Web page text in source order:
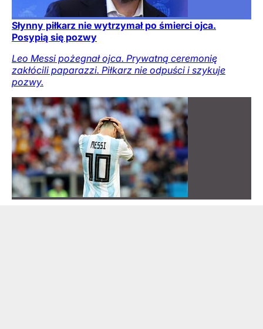
Słynny piłkarz nie wytrzymał po śmierci ojca.
Posypią się pozwy
Leo Messi pożegnał ojca. Prywatną ceremonię
zakłócili paparazzi. Piłkarz nie odpuści i szykuje
pozwy.